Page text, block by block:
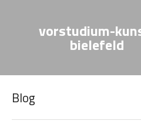
vorstudium-
bielefeld
Blog